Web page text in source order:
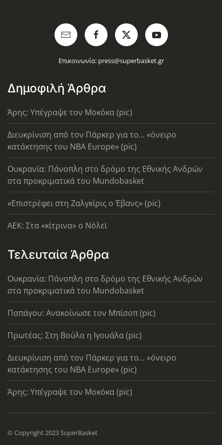
Επικοινωνία: press@superbasket.gr
Δημοφιλή Άρθρα
Άρης: Υπέγραψε τον Μοκόκα (pic)
Διευκρίνιση από τον Πάρκερ για το... «όνειρο
κατάκτησης του ΝΒΑ Europe» (pic)
Ουκρανία: Πάνοπλη στο δρόμο της Εθνικής Ανδρών
στα προκριματικά του Mundobasket
«Επιστρέφει στη Ζαλγκίρις ο Έβανς» (pic)
AEK: Στα «κίτρινα» ο Νόλεϊ
Τελευταία Άρθρα
Ουκρανία: Πάνοπλη στο δρόμο της Εθνικής Ανδρών
στα προκριματικά του Mundobasket
Παπάγου: Ανακοίνωσε τον Μπίσοπ (pic)
Πρωτέας: Στη Βούλα η Ιγουάλα (pic)
Διευκρίνιση από τον Πάρκερ για το... «όνειρο
κατάκτησης του ΝΒΑ Europe» (pic)
Άρης: Υπέγραψε τον Μοκόκα (pic)
© Copyright 2023 SuperBasket